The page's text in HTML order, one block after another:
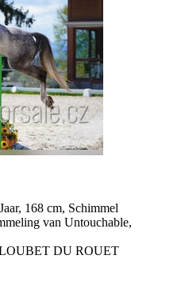
168 cm, Schimmel
van Untouchable,
DU ROUET